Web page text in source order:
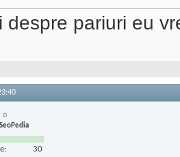
despre pariuri eu
30